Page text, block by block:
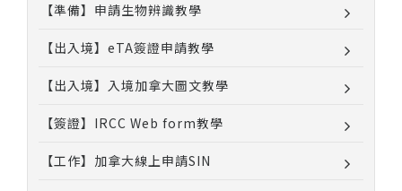
【準備】申請生物辨識教學
【出入境】eTA簽證申請教學
【出入境】入境加拿大圖文教學
【簽證】IRCC Web form教學
【工作】加拿大線上申請SIN